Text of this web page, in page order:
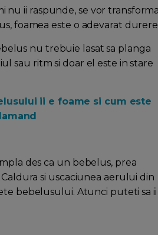
nu ii raspunde, se vor transforma
foamea este o adevarat
nu trebuie lasat sa planga
sau ritm si doar el este in stare
ii e foame si cum este
des ca un bebelus, prea
si uscaciunea aerului din
bebelusului. Atunci puteti sa ii